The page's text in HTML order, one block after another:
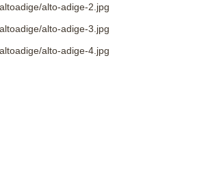
alto-adige-2.jpg
alto-adige-3.jpg
alto-adige-4.jpg